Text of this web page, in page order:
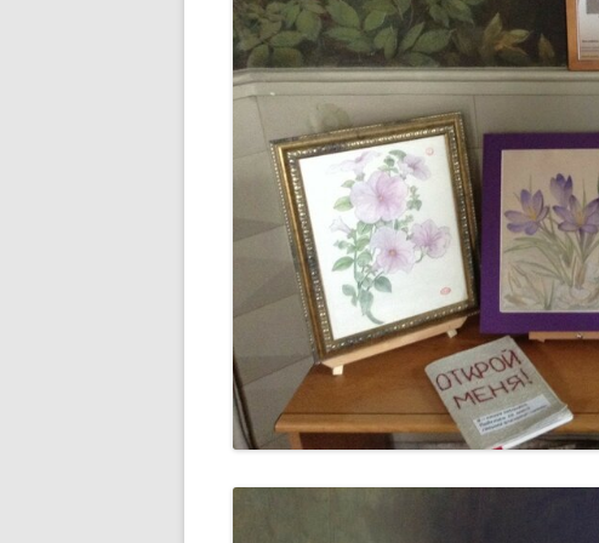
ПОЛОЖЕНИЕ ОБ УЧАСТИИ
ЧЛЕНОВ ТСПХ В
ЭКСПОЗИЦИОННОМ ПРОЕКТЕ
ПЕРВАЯ ПАЕВАЯ ГАЛЕРЕЯ
ЧЛЕНОВ ТСПХ«ЭЛИЗИУМ» —
ВРЕМЕННО ПРИОСТАНОВЛЕНО
О ВОССТАНОВЛЕНИИ В РЯДАХ
СОЮЗА
СПИСОК НАГРАЖДЕННЫХ
ПОЧЕТНОЙ МЕДАЛЬЮ ТСПХ